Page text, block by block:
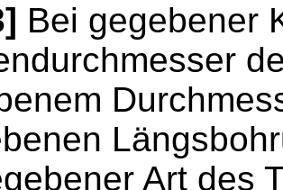
Bei gegebener
Art des